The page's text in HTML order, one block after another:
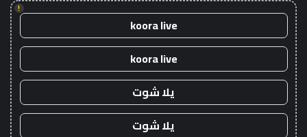
!
koora live
koora live
يلا شوت
يلا شوت